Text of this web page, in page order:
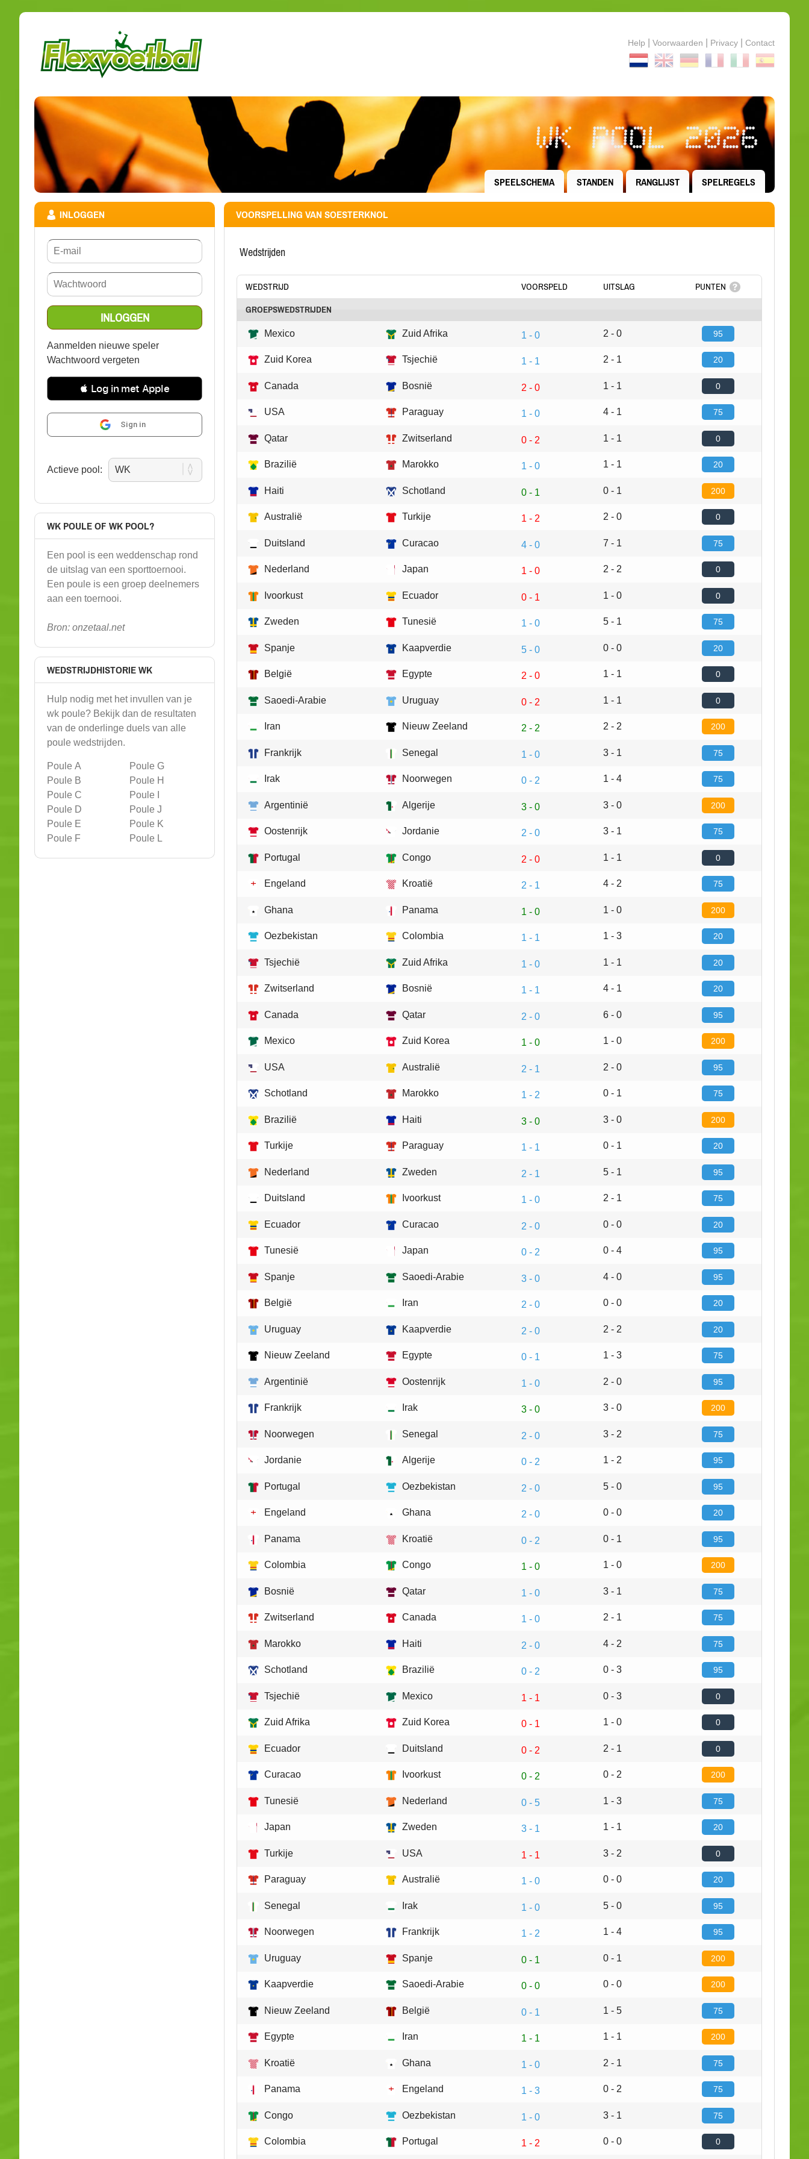
WK POOL 2026
Help Voorwaarden Privacy Contact
SPELREGELS
RANGLIJST
STANDEN
SPEELSCHEMA
INLOGGEN
Aanmelden nieuwe speler
Wachtwoord vergeten
 Log in met Apple
Sign in
Actieve pool:
WK POULE OF WK POOL?
Een pool is een weddenschap rond
de uitslag van een sporttoernooi.
Een poule is een groep deelnemers
aan een toernooi.
Bron: onzetaal.net
WEDSTRIJDHISTORIE WK
Hulp nodig met het invullen van je
wk poule? Bekijk dan de resultaten
van de onderlinge duels van alle
poule wedstrijden.
Poule A
Poule B
Poule C
Poule D
Poule E
Poule F
Poule G
Poule H
Poule I
Poule J
Poule K
Poule L
VOORSPELLING VAN SOESTERKNOL
wedstrijden
WEDSTRIJD VOORSPELD UITSLAG PUNTEN
GROEPSWEDSTRIJDEN
Mexico Zuid Afrika 1 - 0 2 - 0 95
Zuid Korea Tsjechië 1 - 1 2 - 1 20
Canada Bosnië 2 - 0 1 - 1 0
USA Paraguay 1 - 0 4 - 1 75
Qatar Zwitserland 0 - 2 1 - 1 0
Brazilië Marokko 1 - 0 1 - 1 20
Haiti Schotland 0 - 1 0 - 1 200
Australië Turkije 1 - 2 2 - 0 0
Duitsland Curacao 4 - 0 7 - 1 75
Nederland Japan 1 - 0 2 - 2 0
Ivoorkust Ecuador 0 - 1 1 - 0 0
Zweden Tunesië 1 - 0 5 - 1 75
Spanje Kaapverdie 5 - 0 0 - 0 20
België Egypte 2 - 0 1 - 1 0
Saoedi-Arabie Uruguay 0 - 2 1 - 1 0
Iran Nieuw Zeeland 2 - 2 2 - 2 200
Frankrijk Senegal 1 - 0 3 - 1 75
Irak Noorwegen 0 - 2 1 - 4 75
Argentinië Algerije 3 - 0 3 - 0 200
Oostenrijk Jordanie 2 - 0 3 - 1 75
Portugal Congo 2 - 0 1 - 1 0
Engeland Kroatië 2 - 1 4 - 2 75
Ghana Panama 1 - 0 1 - 0 200
Oezbekistan Colombia 1 - 1 1 - 3 20
Tsjechië Zuid Afrika 1 - 0 1 - 1 20
Zwitserland Bosnië 1 - 1 4 - 1 20
Canada Qatar 2 - 0 6 - 0 95
Mexico Zuid Korea 1 - 0 1 - 0 200
USA Australië 2 - 1 2 - 0 95
Schotland Marokko 1 - 2 0 - 1 75
Brazilië Haiti 3 - 0 3 - 0 200
Turkije Paraguay 1 - 1 0 - 1 20
Nederland Zweden 2 - 1 5 - 1 95
Duitsland Ivoorkust 1 - 0 2 - 1 75
Ecuador Curacao 2 - 0 0 - 0 20
Tunesië Japan 0 - 2 0 - 4 95
Spanje Saoedi-Arabie 3 - 0 4 - 0 95
België Iran 2 - 0 0 - 0 20
Uruguay Kaapverdie 2 - 0 2 - 2 20
Nieuw Zeeland Egypte 0 - 1 1 - 3 75
Argentinië Oostenrijk 1 - 0 2 - 0 95
Frankrijk Irak 3 - 0 3 - 0 200
Noorwegen Senegal 2 - 0 3 - 2 75
Jordanie Algerije 0 - 2 1 - 2 95
Portugal Oezbekistan 2 - 0 5 - 0 95
Engeland Ghana 2 - 0 0 - 0 20
Panama Kroatië 0 - 2 0 - 1 95
Colombia Congo 1 - 0 1 - 0 200
Bosnië Qatar 1 - 0 3 - 1 75
Zwitserland Canada 1 - 0 2 - 1 75
Marokko Haiti 2 - 0 4 - 2 75
Schotland Brazilië 0 - 2 0 - 3 95
Tsjechië Mexico 1 - 1 0 - 3 0
Zuid Afrika Zuid Korea 0 - 1 1 - 0 0
Ecuador Duitsland 0 - 2 2 - 1 0
Curacao Ivoorkust 0 - 2 0 - 2 200
Tunesië Nederland 0 - 5 1 - 3 75
Japan Zweden 3 - 1 1 - 1 20
Turkije USA 1 - 1 3 - 2 0
Paraguay Australië 1 - 0 0 - 0 20
Senegal Irak 1 - 0 5 - 0 95
Noorwegen Frankrijk 1 - 2 1 - 4 95
Uruguay Spanje 0 - 1 0 - 1 200
Kaapverdie Saoedi-Arabie 0 - 0 0 - 0 200
Nieuw Zeeland België 0 - 1 1 - 5 75
Egypte Iran 1 - 1 1 - 1 200
Kroatië Ghana 1 - 0 2 - 1 75
Panama Engeland 1 - 3 0 - 2 75
Congo Oezbekistan 1 - 0 3 - 1 75
Colombia Portugal 1 - 2 0 - 0 0